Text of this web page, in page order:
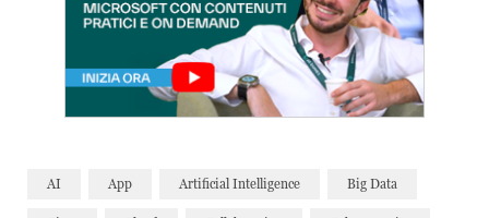
AI App Artificial Intelligence Big Data